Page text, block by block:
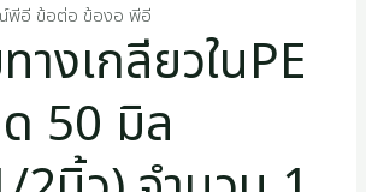
พีอี ข้อต่อ ข้องอ พีอี
างเกลียวในPE
50 มิล